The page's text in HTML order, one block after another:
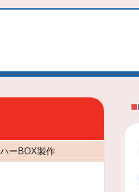
ーBOX製作